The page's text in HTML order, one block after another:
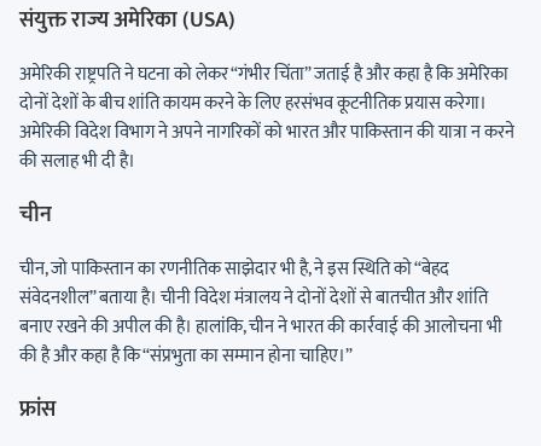
संयुक्त राज्य अमेरिका (USA)
अमेरिकी राष्ट्रपति ने घटना को लेकर “गंभीर चिंता” जताई है और कहा है कि अमेरिका
दोनों देशों के बीच शांति कायम करने के लिए हरसंभव कूटनीतिक प्रयास करेगा।
अमेरिकी विदेश विभाग ने अपने नागरिकों को भारत और पाकिस्तान की यात्रा न करने
की सलाह भी दी है।
चीन
चीन, जो पाकिस्तान का रणनीतिक साझेदार भी है, ने इस स्थिति को “बेहद
संवेदनशील” बताया है। चीनी विदेश मंत्रालय ने दोनों देशों से बातचीत और शांति
बनाए रखने की अपील की है। हालांकि, चीन ने भारत की कार्रवाई की आलोचना भी
की है और कहा है कि “संप्रभुता का सम्मान होना चाहिए।”
फ्रांस